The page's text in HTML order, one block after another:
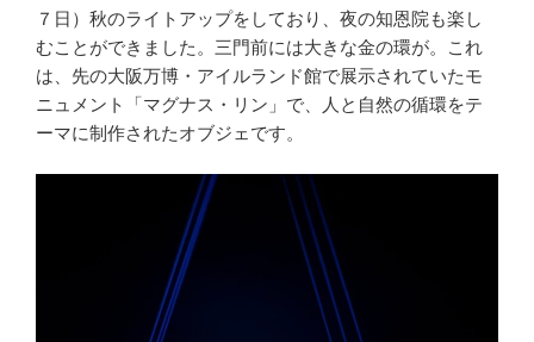
７日）秋のライトアップをしており、夜の知恩院も楽し
むことができました。三門前には大きな金の環が。これ
は、先の大阪万博・アイルランド館で展示されていたモ
ニュメント「マグナス・リン」で、人と自然の循環をテ
ーマに制作されたオブジェです。